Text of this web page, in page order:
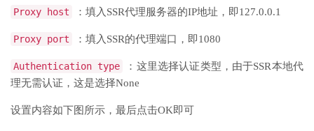
Proxy host ：填入SSR代理服务器的IP地址，即127.0.0.1
Proxy port ：填入SSR的代理端口，即1080
Authentication type
：这里选择认证类型，由于SSR本地代
理无需认证，这是选择None
设置内容如下图所示，最后点击OK即可